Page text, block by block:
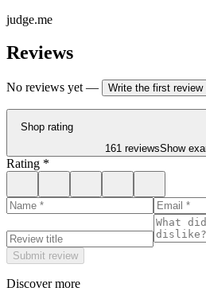
judge.me
Reviews
No reviews yet — Write the first review
Shop rating
161 reviewsShow
Rating *
Submit review
Discover more